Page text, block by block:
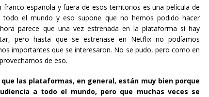
española y fuera de esos territorios es una película de
el mundo y eso supone que no hemos podido hacer
parece que una vez estrenada en la plataforma si hay
pero hasta que se estrenase en Netflix no podíamos
importantes que se interesaron. No se pudo, pero como en
de eso.
las plataformas, en general, están muy bien porque
a todo el mundo, pero que muchas veces se